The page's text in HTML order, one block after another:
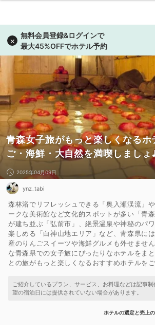
青森女子旅がもっと楽しくなる
ご・海鮮・大自然を満喫しましょ
2025年04月09日
ynz_tabi
森林浴でリフレッシュできる「奥入瀬渓流」
ークな美術館など文化的スポットが多い「青
が建ち並ぶ「弘前市」、絶景温泉や神秘のパ
楽しめる「白神山地エリア」など、青森県に
産のりんごスイーツや海鮮グルメも外せませ
な青森県での女子旅にぴったりなホテルをま
との旅がもっと楽しくなるおすすめホテルをご
ホテルの選定と売上